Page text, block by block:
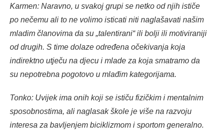
Karmen: Naravno, u svakoj grupi se netko od njih ističe
po nečemu ali to ne volimo isticati niti naglašavati našim
mladim članovima da su „talentirani“ ili bolji ili motiviraniji
od drugih. S time dolaze određena očekivanja koja
indirektno utječu na djecu i mlade za koja smatramo da
su nepotrebna pogotovo u mlađim kategorijama.
Tonko: Uvijek ima onih koji se ističu fizičkim i mentalnim
sposobnostima, ali naglasak škole je više na razvoju
interesa za bavljenjem biciklizmom i sportom generalno.